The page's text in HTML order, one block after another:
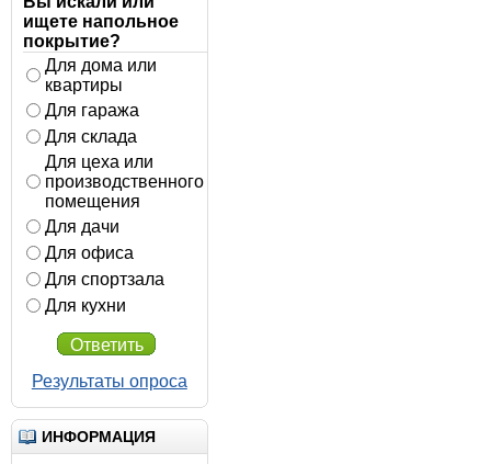
ищете напольное
покрытие?
Для дома или
квартиры
Для гаража
Для склада
Для цеха или
производственного
помещения
Для дачи
Для офиса
Для спортзала
Для кухни
Ответить
Результаты опроса
ИНФОРМАЦИЯ